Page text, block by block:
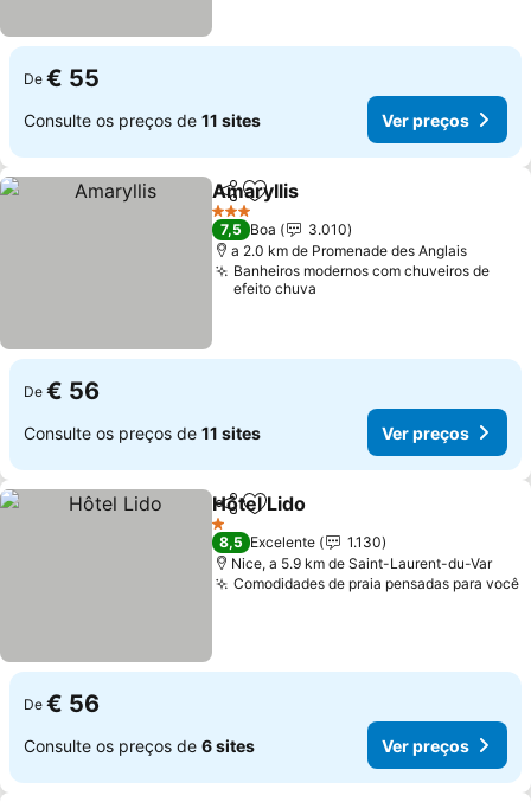
De € 55
Consulte os preços de 11 sites Ver preços
PartilharAdicionar aos favoritos
Amaryllis
3 Estrelas
7,5 Boa
3.010
a 2.0 km de Promenade des Anglais
Banheiros modernos com chuveiros de
efeito chuva
De € 56
Consulte os preços de 11 sites Ver preços
PartilharAdicionar aos favoritos
Hôtel Lido
1 Estrelas
8,5 Excelente
1.130
Nice, a 5.9 km de Saint-Laurent-du-Var
Comodidades de praia pensadas para você
De € 56
Consulte os preços de 6 sites Ver preços